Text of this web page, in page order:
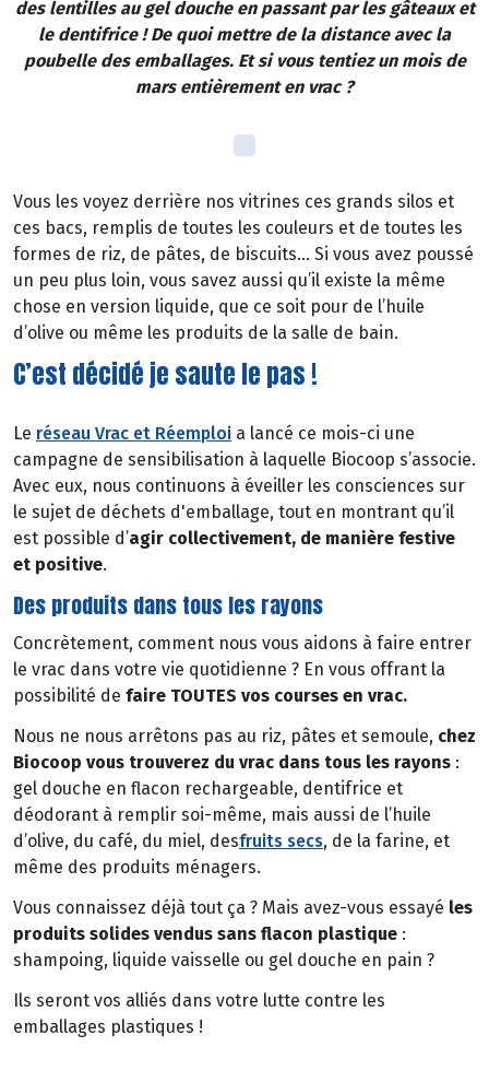
des lentilles au gel douche en passant par les gâteaux et
le dentifrice ! De quoi mettre de la distance avec la
poubelle des emballages. Et si vous tentiez un mois de
mars entièrement en vrac ?
Vous les voyez derrière nos vitrines ces grands silos et
ces bacs, remplis de toutes les couleurs et de toutes les
formes de riz, de pâtes, de biscuits… Si vous avez poussé
un peu plus loin, vous savez aussi qu’il existe la même
chose en version liquide, que ce soit pour de l’huile
d’olive ou même les produits de la salle de bain.
C’est décidé je saute le pas !
Le réseau Vrac et Réemploi a lancé ce mois-ci une
campagne de sensibilisation à laquelle Biocoop s’associe.
Avec eux, nous continuons à éveiller les consciences sur
le sujet de déchets d'emballage, tout en montrant qu’il
est possible d’agir collectivement, de manière festive
et positive.
Des produits dans tous les rayons
Concrètement, comment nous vous aidons à faire entrer
le vrac dans votre vie quotidienne ? En vous offrant la
possibilité de faire TOUTES vos courses en vrac.
Nous ne nous arrêtons pas au riz, pâtes et semoule, chez
Biocoop vous trouverez du vrac dans tous les rayons :
gel douche en flacon rechargeable, dentifrice et
déodorant à remplir soi-même, mais aussi de l’huile
d’olive, du café, du miel, desfruits secs, de la farine, et
même des produits ménagers.
Vous connaissez déjà tout ça ? Mais avez-vous essayé les
produits solides vendus sans flacon plastique :
shampoing, liquide vaisselle ou gel douche en pain ?
Ils seront vos alliés dans votre lutte contre les
emballages plastiques !